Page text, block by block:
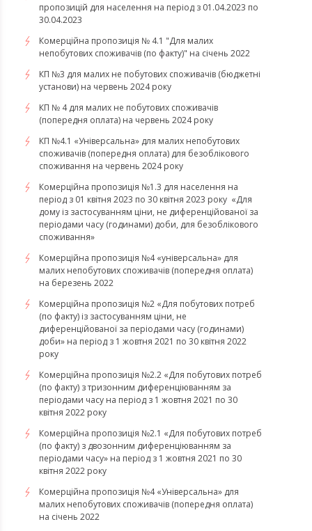
пропозицій для населення на період з 01.04.2023 по
30.04.2023
Комерційна пропозиція № 4.1 "Для малих
непобутових споживачів (по факту)" на січень 2022
КП №3 для малих не побутових споживачів (бюджетні
установи) на червень 2024 року
КП № 4 для малих не побутових споживачів
(попередня оплата) на червень 2024 року
КП №4.1 «Універсальна» для малих непобутових
споживачів (попередня оплата) для безоблікового
споживання на червень 2024 року
​​​​​​​Комерційна пропозиція №1.3 для населення на
період з 01 квітня 2023 по 30 квітня 2023 року «Для
дому із застосуванням ціни, не диференційованої за
періодами часу (годинами) доби, для безоблікового
споживання»
​​​​​​​Комерційна пропозиція №4 «універсальна» для
малих непобутових споживачів (попередня оплата)
на березень 2022
Комерційна пропозиція №2 «Для побутових потреб
(по факту) із застосуванням ціни, не
диференційованої за періодами часу (годинами)
доби» на період з 1 жовтня 2021 по 30 квітня 2022
року
Комерційна пропозиція №2.2 «Для побутових потреб
(по факту) з тризонним диференціюванням за
періодами часу на період з 1 жовтня 2021 по 30
квітня 2022 року
Комерційна пропозиція №2.1 «Для побутових потреб
(по факту) з двозонним диференціюванням за
періодами часу» на період з 1 жовтня 2021 по 30
квітня 2022 року
Комерційна пропозиція №4 «Універсальна» для
малих непобутових споживачів (попередня оплата)
на січень 2022